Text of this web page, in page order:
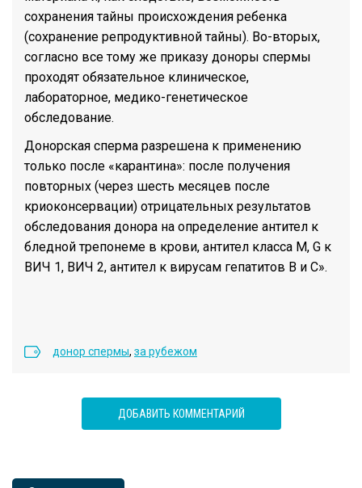
сохранения тайны происхождения ребенка
(сохранение репродуктивной тайны). Во-вторых,
согласно все тому же приказу доноры спермы
проходят обязательное клиническое,
лабораторное, медико-генетическое
обследование.
Донорская сперма разрешена к применению
только после «карантина»: после получения
повторных (через шесть месяцев после
криоконсервации) отрицательных результатов
обследования донора на определение антител к
бледной трепонеме в крови, антител класса M, G к
ВИЧ 1, ВИЧ 2, антител к вирусам гепатитов B и C».
донор спермы, за рубежом
ДОБАВИТЬ КОММЕНТАРИЙ